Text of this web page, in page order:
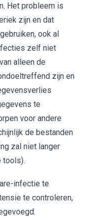
Het probleem is
zijn en dat
ook al
zelf niet
alleen de
zijn en
te
voor andere
de bestanden
zal niet langer
tools).
infectie te
te controleren,